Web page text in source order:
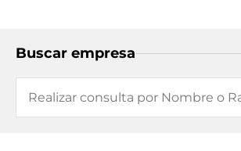
Buscar empresa